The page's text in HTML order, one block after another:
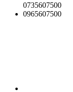
0735607500
0965607500